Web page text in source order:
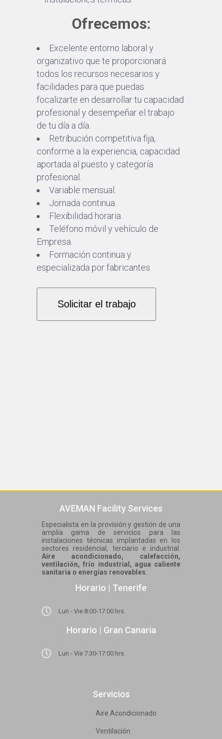
Ofrecemos:
Excelente entorno laboral y
organizativo que te proporcionará
todos los recursos necesarios y
facilidades para que puedas
focalizarte en desarrollar tu capacidad
profesional y desempeñar el trabajo
de tu día a día.
Retribución competitiva fija,
conforme a la experiencia, capacidad
aportada al puesto y categoría
profesional.
Variable mensual.
Jornada continua.
Flexibilidad horaria.
Teléfono móvil y vehículo de
Empresa.
Formación continua y
especializada por fabricantes.
AVEMAN Facility Services
Especialista en la provisión y gestión de una
amplia gama de servicios para las
instalaciones técnicas implantadas en los
sectores residencial, terciario e industrial.
Aire acondicionado, calefacción,
ventilación, frío industrial, agua caliente
sanitaria o energías renovables
Horario | Tenerife
Lun - Vie 8:00-17:00 hrs.
Horario | Gran Canaria
Lun - Vie 7:30-17:00 hrs.
Servicios
Aire Acondicionado
Ventilación